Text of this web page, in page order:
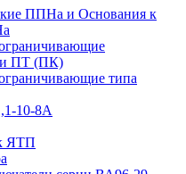
ППНа и Основания к
ПТ (ПК)
типа
10-8А
ЯТП